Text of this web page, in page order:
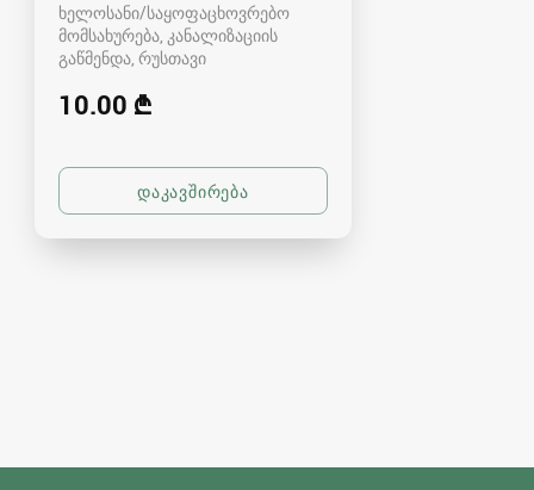
ხელოსანი/საყოფაცხოვრებო
მომსახურება, კანალიზაციის
გაწმენდა რუსთავი
10.00 ₾